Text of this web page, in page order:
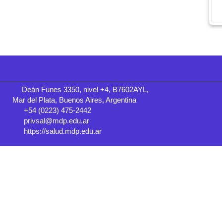
Deán Funes 3350, nivel +4, B7602AYL,
Mar del Plata, Buenos Aires, Argentina
+54 (0223) 475-2442
privsal@mdp.edu.ar
https://salud.mdp.edu.ar